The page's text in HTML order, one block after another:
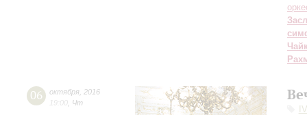
06 октября 2016
19:00 Чт